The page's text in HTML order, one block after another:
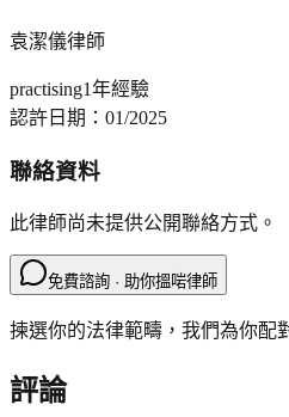
袁潔儀律師
practising1年經驗
認許日期： 01/2025
聯絡資料
此律師尚未提供公開聯絡方式。
免費諮詢 · 助你搵啱律師
揀選你的法律範疇，我們為你配
評論